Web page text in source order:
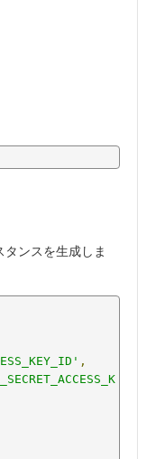
ンスを生成しま
,